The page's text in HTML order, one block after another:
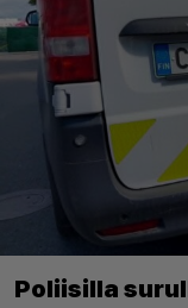
Poliisilla